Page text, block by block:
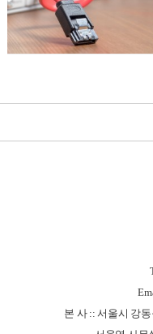
본 사 :: 서울시 강